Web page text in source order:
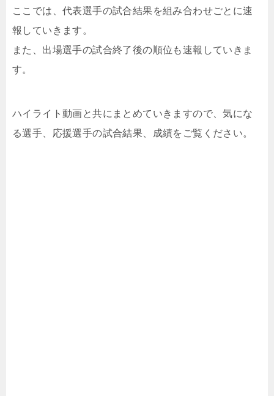
ここでは、代表選手の試合結果を組み合わせごとに速
報していきます。
また、出場選手の試合終了後の順位も速報していきま
す。
ハイライト動画と共にまとめていきますので、気にな
る選手、応援選手の試合結果、成績をご覧ください。